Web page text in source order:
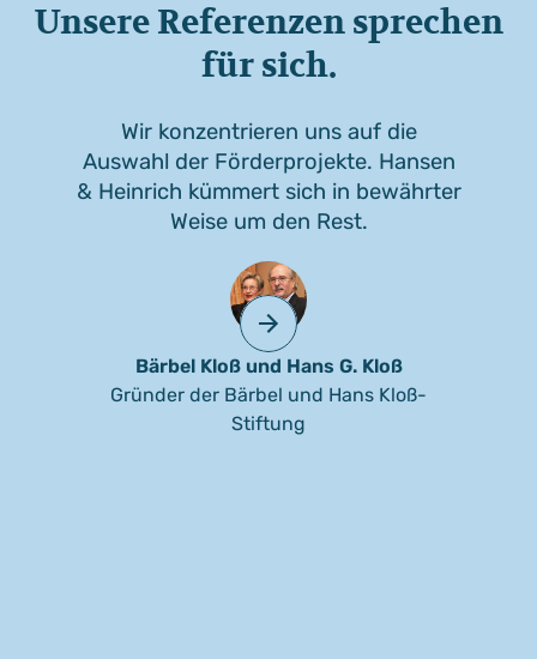
Unsere Referenzen sprechen
für sich.
Wir konzentrieren uns auf die
Auswahl der Förderprojekte. Hansen
& Heinrich kümmert sich in bewährter
Weise um den Rest.
Bärbel Kloß und Hans G. Kloß
Gründer der Bärbel und Hans Kloß-
Stiftung